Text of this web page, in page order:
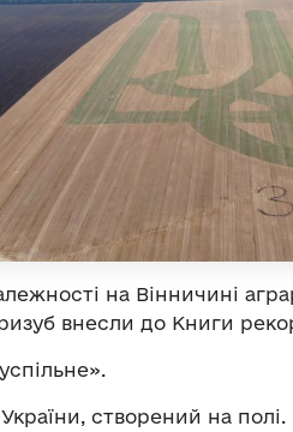
на Вінничині
внесли до Книги
створений на